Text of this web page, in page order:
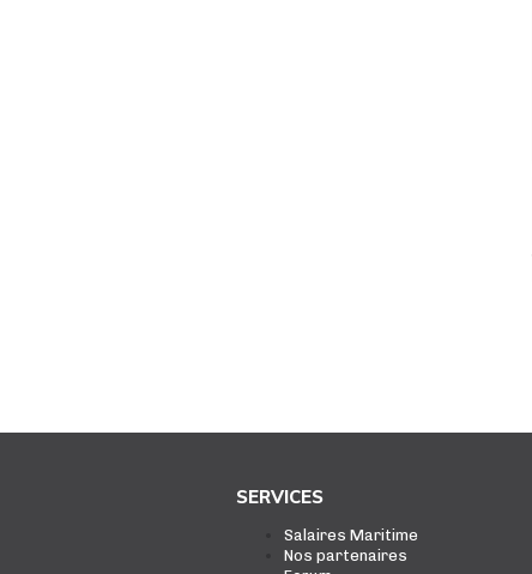
SERVICES
Salaires Maritime
Nos partenaires